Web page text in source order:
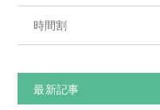
時間割
最新記事